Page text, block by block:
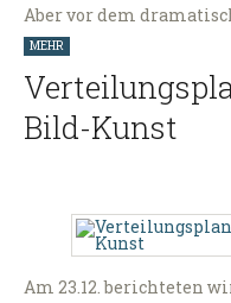
Aber vor dem
MEHR
Bild-Kunst
Am 23.12. berichteten